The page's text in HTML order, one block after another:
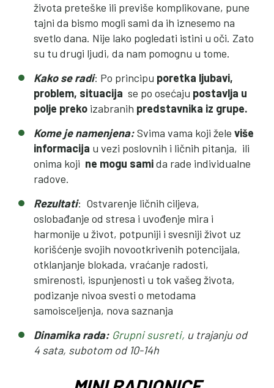
života preteške ili previše komplikovane, pune
tajni da bismo mogli sami da ih iznesemo na
svetlo dana. Nije lako pogledati istini u oči. Zato
su tu drugi ljudi, da nam pomognu u tome.
Kako se radi: Po principu poretka ljubavi,
problem, situacija se po osećaju postavlja u
polje preko izabranih predstavnika iz grupe.
Kome je namenjena:Svima vama koji žele više
informacija u vezi poslovnih i ličnih pitanja, ili
onima koji ne mogu samida rade individualne
radove.
Rezultati: Ostvarenje ličnih ciljeva,
oslobađanje od stresa i uvođenje mira i
harmonije u život, potpuniji i svesniji život uz
korišćenje svojih novootkrivenih potencijala,
otklanjanje blokada, vraćanje radosti,
smirenosti, ispunjenosti u tok vašeg života,
podizanje nivoa svesti o metodama
samoisceljenja, nova saznanja
Dinamika rada: Grupnisusreti, u trajanju od
4 sata, subotom od 10-14h